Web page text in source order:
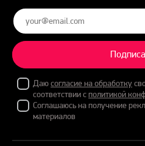
Даюсогласие на обработку
соответствии сполитикой
Соглашаюсь на получение
материалов